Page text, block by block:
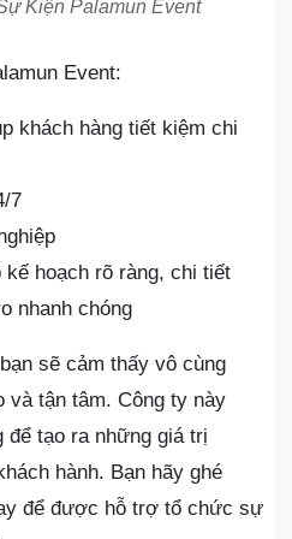
Kiện Palamun Event
Event:
khách hàng tiết kiệm chi
7
hoạch rõ ràng, chi tiết
nhanh chóng
sẽ cảm thấy vô cùng
và tận tâm. Công ty này
để tạo ra những giá trị
hành. Bạn hãy ghé
để được hỗ trợ tổ chức sự